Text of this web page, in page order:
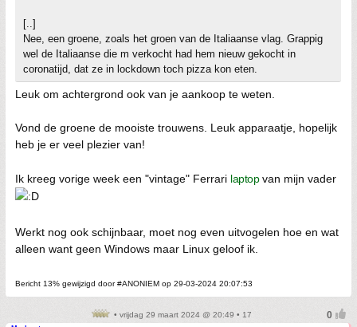
[..]
Nee, een groene, zoals het groen van de Italiaanse vlag. Grappig
wel de Italiaanse die m verkocht had hem nieuw gekocht in
coronatijd, dat ze in lockdown toch pizza kon eten.
Leuk om achtergrond ook van je aankoop te weten.
Vond de groene de mooiste trouwens. Leuk apparaatje, hopelijk
heb je er veel plezier van!
Ik kreeg vorige week een "vintage" Ferrari laptopvan mijn vader
Werkt nog ook schijnbaar, moet nog even uitvogelen hoe en wat
alleen want geen Windows maar Linux geloof ik.
Bericht 13% gewijzigd door #ANONIEM op 29-03-2024 20:07:53
• vrijdag 29 maart 2024 @ 20:49 • 17